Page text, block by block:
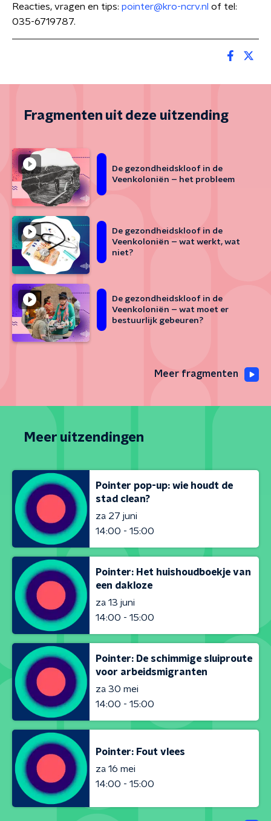
Reacties, vragen en tips: pointer@kro-ncrv.nl of tel:
035-6719787.
Fragmenten uit deze uitzending
De gezondheidskloof in de
Veenkoloniën – het probleem
De gezondheidskloof in de
Veenkoloniën – wat werkt, wat
niet?
De gezondheidskloof in de
Veenkoloniën – wat moet er
bestuurlijk gebeuren?
Meer fragmenten
Meer uitzendingen
Pointer pop-up: wie houdt de
stad clean?
za 27 juni
14:00 - 15:00
Pointer: Het huishoudboekje van
een dakloze
za 13 juni
14:00 - 15:00
Pointer: De schimmige sluiproute
voor arbeidsmigranten
za 30 mei
14:00 - 15:00
Pointer: Fout vlees
za 16 mei
14:00 - 15:00